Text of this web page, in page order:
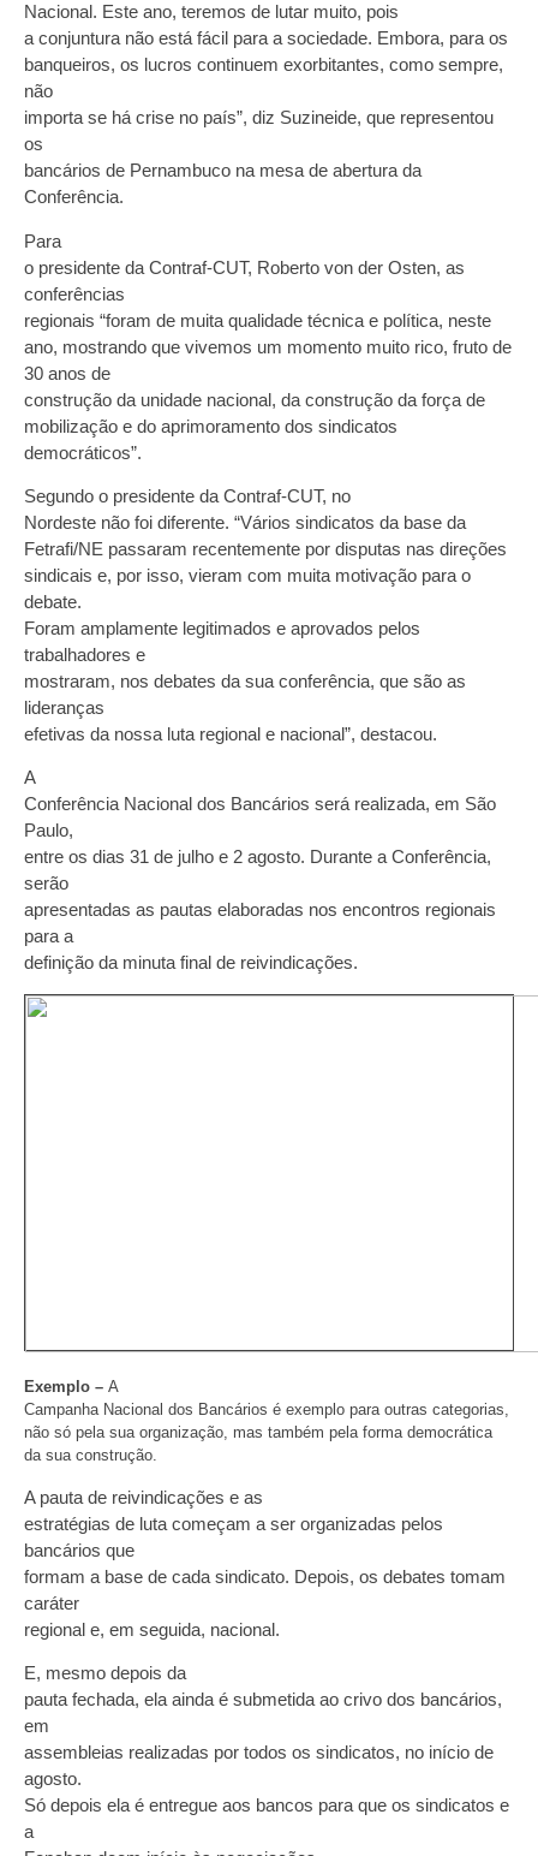
Nacional. Este ano, teremos de lutar muito, pois
a conjuntura não está fácil para a sociedade. Embora, para os
banqueiros, os lucros continuem exorbitantes, como sempre,
não
importa se há crise no país”, diz Suzineide, que representou
os
bancários de Pernambuco na mesa de abertura da
Conferência.
Para
o presidente da Contraf-CUT, Roberto von der Osten, as
conferências
regionais “foram de muita qualidade técnica e política, neste
ano, mostrando que vivemos um momento muito rico, fruto de
30 anos de
construção da unidade nacional, da construção da força de
mobilização e do aprimoramento dos sindicatos
democráticos”.
Segundo o presidente da Contraf-CUT, no
Nordeste não foi diferente. “Vários sindicatos da base da
Fetrafi/NE passaram recentemente por disputas nas direções
sindicais e, por isso, vieram com muita motivação para o
debate.
Foram amplamente legitimados e aprovados pelos
trabalhadores e
mostraram, nos debates da sua conferência, que são as
lideranças
efetivas da nossa luta regional e nacional”, destacou.
A
Conferência Nacional dos Bancários será realizada, em São
Paulo,
entre os dias 31 de julho e 2 agosto. Durante a Conferência,
serão
apresentadas as pautas elaboradas nos encontros regionais
para a
definição da minuta final de reivindicações.
Exemplo – A
Campanha Nacional dos Bancários é exemplo para outras categorias,
não só pela sua organização, mas também pela forma democrática
da sua construção.
A pauta de reivindicações e as
estratégias de luta começam a ser organizadas pelos
bancários que
formam a base de cada sindicato. Depois, os debates tomam
caráter
regional e, em seguida, nacional.
E, mesmo depois da
pauta fechada, ela ainda é submetida ao crivo dos bancários,
em
assembleias realizadas por todos os sindicatos, no início de
agosto.
Só depois ela é entregue aos bancos para que os sindicatos e
a